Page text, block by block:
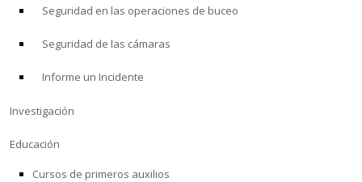
Seguridad en las operaciones de buceo
Seguridad de las cámaras
Informe un Incidente
Investigación
Educación
Cursos de primeros auxilios